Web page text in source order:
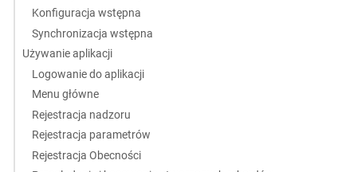
Konfiguracja wstępna
Synchronizacja wstępna
Używanie aplikacji
Logowanie do aplikacji
Menu główne
Rejestracja nadzoru
Rejestracja parametrów
Rejestracja Obecności